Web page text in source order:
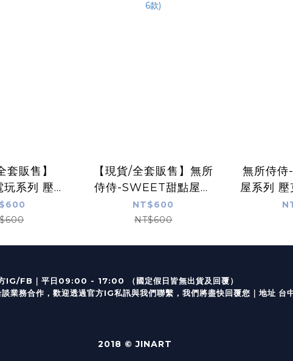
套販售】
系列 壓克
(全6款)
【現貨/全套販售】無所
侍侍-SWEET甜點屋系
列 壓克力磁鐵 (全6款)
NT$600
NT$600
無所侍
屋系列
款) /
IG/FB ｜ 平日09:00 - 17:00 （國定假日
合作，歡迎透過官方IG私訊與我們聯繫，我們將盡快回覆您｜ 地址 台
2018 © JINART